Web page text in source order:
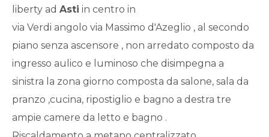
liberty adAsti in centro in
via Verdi angolo via Massimo d'Azeglio , al secondo
piano senza ascensore , non arredato composto da
ingresso aulico e luminoso che disimpegna a
sinistra la zona giorno composta da salone, sala da
pranzo ,cucina, ripostiglio e bagno a destra tre
ampie camere da letto e bagno .
4